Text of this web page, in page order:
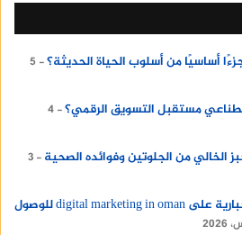
أساسيًا من أسلوب الحياة الحديثة؟
5
مستقبل التسويق الرقمي؟ 4
الخالي من الجلوتين وفوائده الصحية
3
لماذا تعتمد المؤسسات الإخبارية على digital marketing in oman للوصول